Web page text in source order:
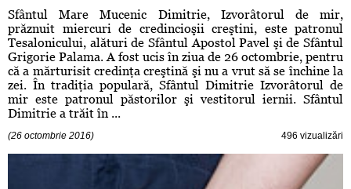
Sfântul Mare Mucenic Dimitrie, Izvorâtorul de mir,
prăznuit miercuri de credincioşii creştini, este patronul
Tesalonicului, alături de Sfântul Apostol Pavel şi de Sfântul
Grigorie Palama. A fost ucis în ziua de 26 octombrie, pentru
că a mărturisit credinţa creştină şi nu a vrut să se închine la
zei. În tradiţia populară, Sfântul Dimitrie Izvorâtorul de
mir este patronul păstorilor şi vestitorul iernii. Sfântul
Dimitrie a trăit în ...
(26 octombrie 2016) 496 vizualizări